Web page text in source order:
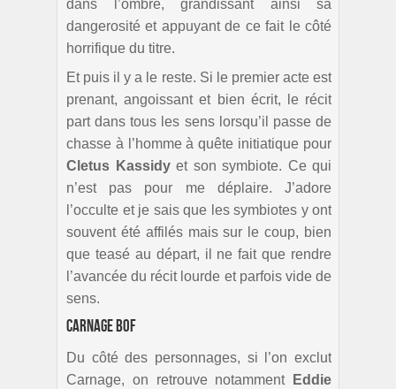
dans l’ombre, grandissant ainsi sa
dangerosité et appuyant de ce fait le côté
horrifique du titre.
Et puis il y a le reste. Si le premier acte est
prenant, angoissant et bien écrit, le récit
part dans tous les sens lorsqu’il passe de
chasse à l’homme à quête initiatique pour
Cletus Kassidyet son symbiote. Ce qui
n’est pas pour me déplaire. J’adore
l’occulte et je sais que les symbiotes y ont
souvent été affilés mais sur le coup, bien
que teasé au départ, il ne fait que rendre
l’avancée du récit lourde et parfois vide de
sens.
Carnage bof
Du côté des personnages, si l’on exclut
Carnage, on retrouve notamment
Eddie